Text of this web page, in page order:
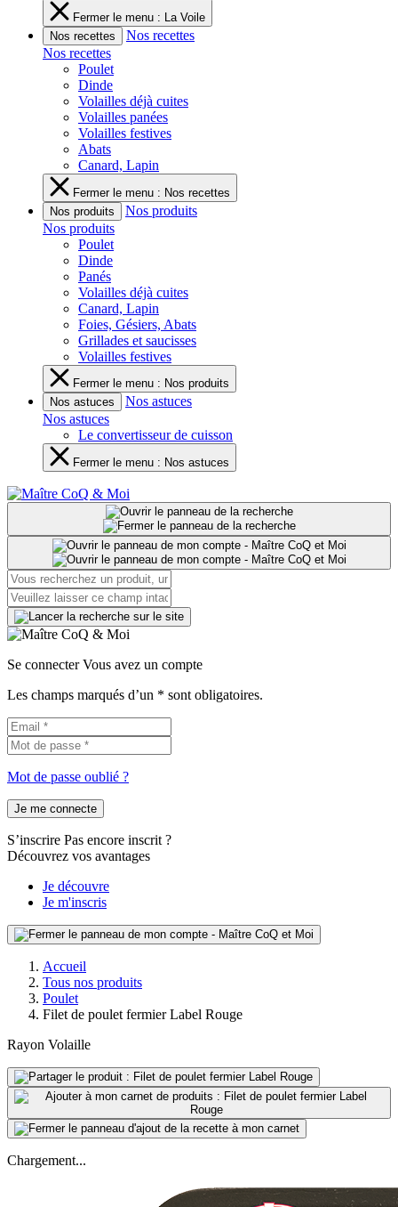
Fermer le menu : La Voile
Nos recettes
Nos recettes
Nos recettes
Poulet
Dinde
Volailles déjà cuites
Volailles panées
Volailles festives
Abats
Canard, Lapin
Fermer le menu : Nos recettes
Nos produits
Nos produits
Nos produits
Poulet
Dinde
Panés
Volailles déjà cuites
Canard, Lapin
Foies, Gésiers, Abats
Grillades et saucisses
Volailles festives
Fermer le menu : Nos produits
Nos astuces
Nos astuces
Nos astuces
Le convertisseur de cuisson
Fermer le menu : Nos astuces
Se connecter Vous avez un compte
Les champs marqués d’un * sont obligatoires.
Mot de passe oublié ?
Je me connecte
S’inscrire Pas encore inscrit ?
Découvrez vos avantages
Je découvre
Je m'inscris
Accueil
Tous nos produits
Poulet
Filet de poulet fermier Label Rouge
Rayon Volaille
Chargement...